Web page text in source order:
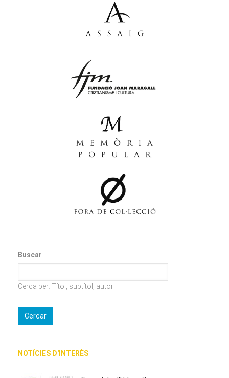
Buscar
Cerca per: Títol, subtítol, autor
NOTÍCIES D'INTERÈS